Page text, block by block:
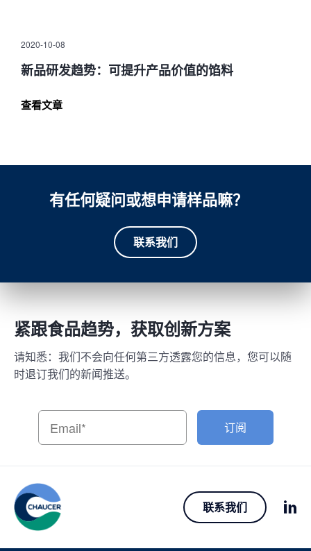
2020-10-08
新品研发趋势：可提升产品价值的馅料
查看文章
有任何疑问或想申请样品嘛？
联系我们
紧跟食品趋势，获取创新方案
请知悉：我们不会向任何第三方透露您的信息，您可以随
时退订我们的新闻推送。
订阅
联系我们